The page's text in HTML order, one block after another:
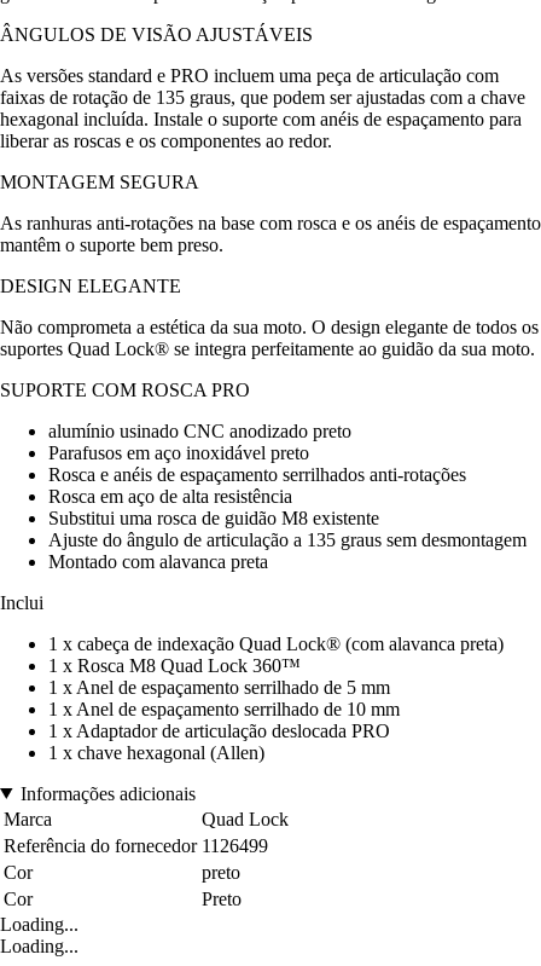
ÂNGULOS DE VISÃO AJUSTÁVEIS
As versões standard e PRO incluem uma peça de articulação com
faixas de rotação de 135 graus, que podem ser ajustadas com a chave
hexagonal incluída. Instale o suporte com anéis de espaçamento para
liberar as roscas e os componentes ao redor.
MONTAGEM SEGURA
As ranhuras anti-rotações na base com rosca e os anéis de espaçamento
mantêm o suporte bem preso.
DESIGN ELEGANTE
Não comprometa a estética da sua moto. O design elegante de todos os
suportes Quad Lock® se integra perfeitamente ao guidão da sua moto.
SUPORTE COM ROSCA PRO
alumínio usinado CNC anodizado preto
Parafusos em aço inoxidável preto
Rosca e anéis de espaçamento serrilhados anti-rotações
Rosca em aço de alta resistência
Substitui uma rosca de guidão M8 existente
Ajuste do ângulo de articulação a 135 graus sem desmontagem
Montado com alavanca preta
Inclui
1 x cabeça de indexação Quad Lock® (com alavanca preta)
1 x Rosca M8 Quad Lock 360™
1 x Anel de espaçamento serrilhado de 5 mm
1 x Anel de espaçamento serrilhado de 10 mm
1 x Adaptador de articulação deslocada PRO
1 x chave hexagonal (Allen)
Informações adicionais
Marca
Quad Lock
Referência do fornecedor 1126499
Cor
preto
Cor
Preto
Loading...
Loading...